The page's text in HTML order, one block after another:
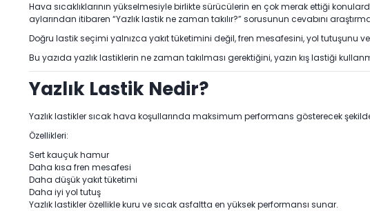
Hava sıcaklıklarının yükselmesiyle birlikte sürücülerin en çok merak ettiği
aylarından itibaren “Yazlık lastik ne zaman takılır?” sorusunun cevabını
Doğru lastik seçimi yalnızca yakıt tüketimini değil, fren mesafesini, yol tutuşunu
Bu yazıda yazlık lastiklerin ne zaman takılması gerektiğini, yazın kış lastiği
Yazlık Lastik Nedir?
Yazlık lastikler sıcak hava koşullarında maksimum performans gösterecek
Özellikleri:
Sert kauçuk hamur
Daha kısa fren mesafesi
Daha düşük yakıt tüketimi
Daha iyi yol tutuş
Yazlık lastikler özellikle kuru ve sıcak asfaltta en yüksek performansı sunar.